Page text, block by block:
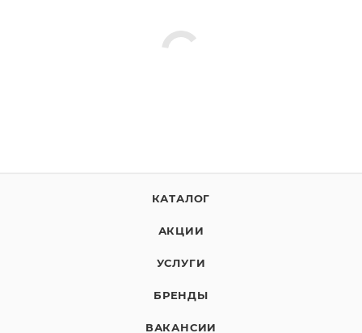
КАТАЛОГ
АКЦИИ
УСЛУГИ
БРЕНДЫ
ВАКАНСИИ